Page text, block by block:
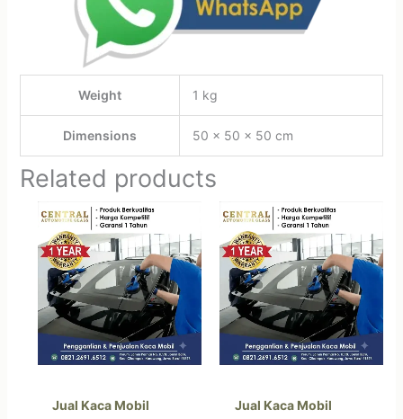
Weight 1 kg
Dimensions 50 × 50 × 50 cm
Related products
Jual Kaca Mobil
Jual Kaca Mobil